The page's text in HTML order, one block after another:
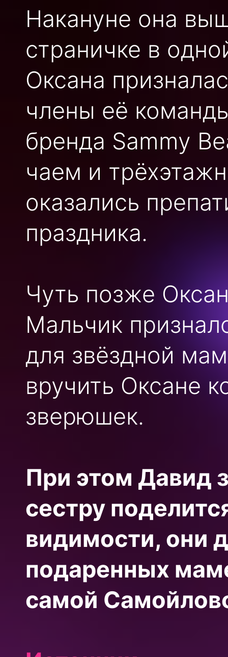
Накануне она
страничке в
Оксана
члены её
бренда Sammy
чаем и
оказались
праздника.
Чуть позже
Мальчик
для звёздной
вручить Оксане
зверюшек.
При этом Давид
сестру
видимости, они
подаренных
самой